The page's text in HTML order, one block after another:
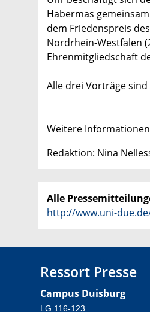
Habermas
dem Friedenspreis
Nordrhein-Westfalen
Ehrenmitgliedschaft
Alle drei Vorträge
Weitere
Redaktion: Nina
Alle
http://www.uni-
Ressort Presse
Campus Duisburg
LG 116-123